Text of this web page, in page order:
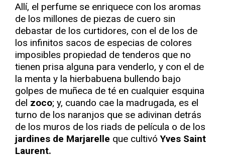
Allí, el perfume se enriquece con los aromas
de los millones de piezas de cuero sin
debastar de los curtidores, con el de los de
los infinitos sacos de especias de colores
imposibles propiedad de tenderos que no
tienen prisa alguna para venderlo, y con el de
la menta y la hierbabuena bullendo bajo
golpes de muñeca de té en cualquier esquina
del zoco; y, cuando cae la madrugada, es el
turno de los naranjos que se adivinan detrás
de los muros de los riads de película o de los
jardines de Marjarelle que cultivó Yves Saint
Laurent.